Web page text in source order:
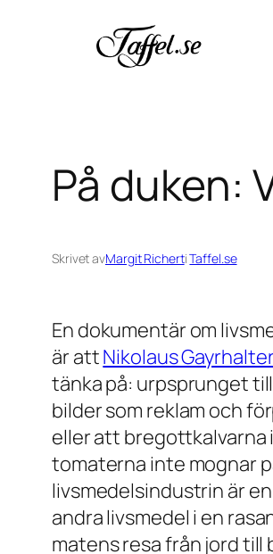
På duken:
Skrivet avMargit RichertiTaffel.se
En dokumentär om
är attNikolaus
tänka på: urpsprunget
bilder som reklam och
eller att bregottkalvarna
tomaterna inte mognar
livsmedelsindustrin är
andra livsmedel i en
matens resa från jord